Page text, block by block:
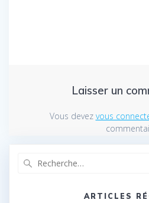
Laisser un
Vous devez vous
ARTICLES